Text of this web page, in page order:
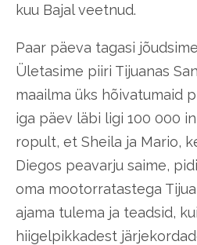
kuu Bajal veetnud.
Paar päeva tagasi
Ületasime piiri Tijuanas
maailma üks hõivatumaid
iga päev läbi ligi 100 000
ropult, et Sheila ja Mario,
Diegos peavarju saime,
oma mootorratastega
ajama tulema ja teadsid,
hiigelpikkadest